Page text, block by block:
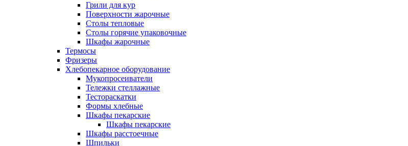
Грили для кур
Поверхности жарочные
Столы тепловые
Столы горячие упаковочные
Шкафы жарочные
Термосы
Фризеры
Хлебопекарное оборудование
Мукопросеиватели
Тележки стеллажные
Тестораскатки
Формы хлебные
Шкафы пекарские
Шкафы пекарские
Шкафы расстоечные
Шпильки